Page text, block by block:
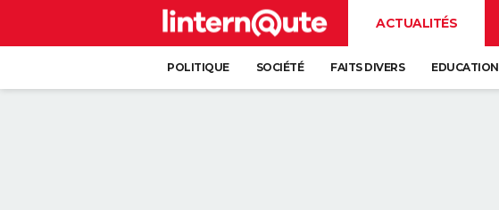
ACTUALITÉS
POLITIQUE SOCIÉTÉ FAITS DIVERS EDUCATION